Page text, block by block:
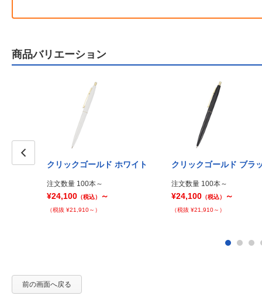
商品バリエーション
クリックゴールド ホワイト
注文数量 100本～
¥24,100 （税込） ～
（税抜 ¥21,910～）
クリックゴールド ブラ
注文数量 100本～
¥24,100 （税込） ～
（税抜 ¥21,910～）
前の画面へ戻る